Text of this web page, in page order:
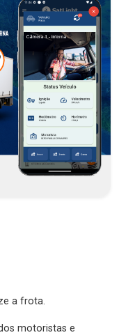
a frota.
motoristas e